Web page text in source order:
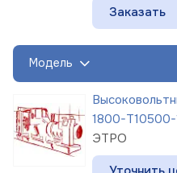
Заказать
Модель
1800-Т10500-
ЭТРО